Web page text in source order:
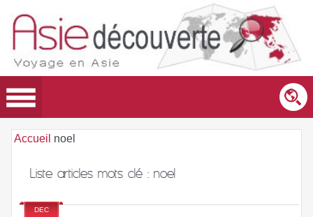
Accueil noel
Liste articles mots clé :noel
DEC